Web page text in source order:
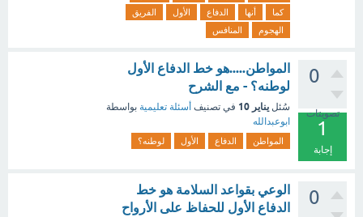
كما
أنها الدفاع الأول
الفريق
الهجوم
المنافس
0
تصويتات
1
إجابة
المواطن.....هو خط الدفاع الأول
لوطنه؟ - مع الشرح
سُئل يناير 10 في تصنيف أسئلة تعليمية بواسطة
ابوعبدالله
المواطن الدفاع الأول لوطنه؟
0
الوعي بقواعد السلامة هو خط
الدفاع الأول للحفاظ على الأرواح